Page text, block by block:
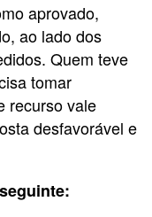
aprovado,
ao lado dos
Quem teve
tomar
recurso vale
desfavorável e